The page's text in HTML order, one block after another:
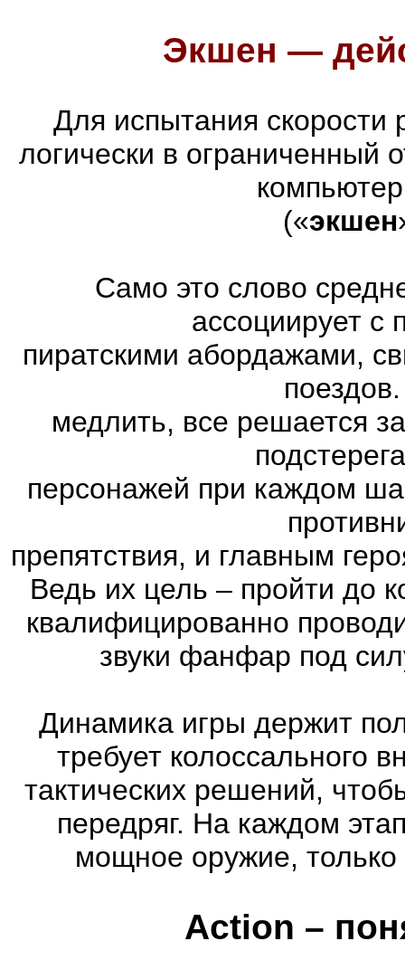
Экшен —
Для испытания скорости
логически в ограниченный
(«экшен
Само это слово
ассоциирует с
пиратскими абордажами,
медлить, все решается
персонажей при каждом
препятствия, и главным
Ведь их цель – пройти до
квалифицированно
звуки фанфар под
Динамика игры держит
требует колоссального
тактических решений,
передряг. На каждом
мощное оружие, только
Action –